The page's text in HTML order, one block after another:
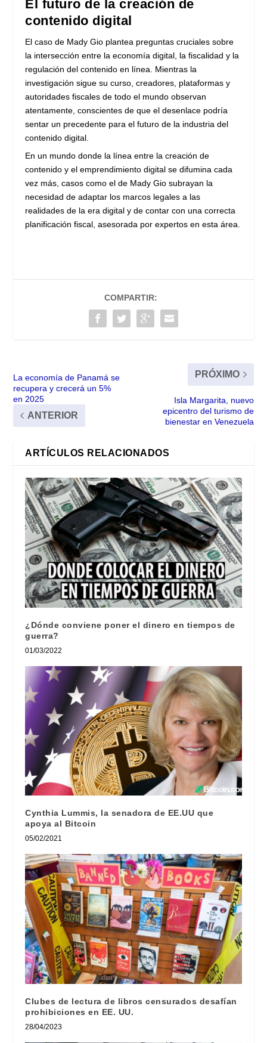
El futuro de la creación de
contenido digital
El caso de Mady Gio plantea preguntas cruciales sobre
la intersección entre la economía digital, la fiscalidad y la
regulación del contenido en línea. Mientras la
investigación sigue su curso, creadores, plataformas y
autoridades fiscales de todo el mundo observan
atentamente, conscientes de que el desenlace podría
sentar un precedente para el futuro de la industria del
contenido digital.
En un mundo donde la línea entre la creación de
contenido y el emprendimiento digital se difumina cada
vez más, casos como el de Mady Gio subrayan la
necesidad de adaptar los marcos legales a las
realidades de la era digital y de contar con una correcta
planificación fiscal, asesorada por expertos en esta área.
COMPARTIR:
La economía de Panamá se
recupera y crecerá un 5%
en 2025
ANTERIOR
PRÓXIMO
Isla Margarita, nuevo
epicentro del turismo de
bienestar en Venezuela
ARTÍCULOS RELACIONADOS
¿Dónde conviene poner el dinero en tiempos de
guerra?
01/03/2022
Cynthia Lummis, la senadora de EE.UU que
apoya al Bitcoin
05/02/2021
Clubes de lectura de libros censurados desafían
prohibiciones en EE. UU.
28/04/2023